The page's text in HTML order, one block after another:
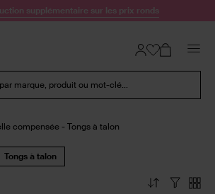
supplémentaire sur les prix ronds
marque, produit ou mot-clé...
compensée - Tongs à talon
Tongs à talon